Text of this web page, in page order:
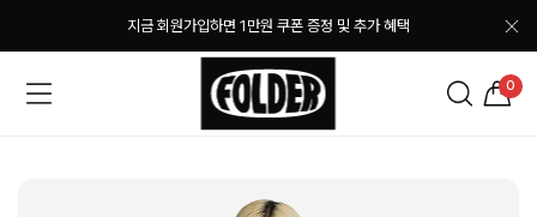
지금 회원가입하면 1만원 쿠폰 증정 및 추가 혜택
0